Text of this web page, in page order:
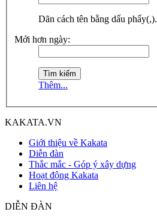
Dãn cách tên bằng dấu phẩy(,).
Mới hơn ngày:
Thêm...
KAKATA.VN
Giới thiệu về Kakata
Diễn đàn
Thắc mắc - Góp ý xây dựng
Hoạt động Kakata
Liên hệ
DIỄN ĐÀN